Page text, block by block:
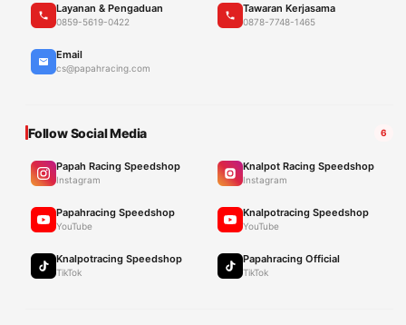
Layanan & Pengaduan
0859-5619-0422
Tawaran Kerjasama
0878-7748-1465
Email
cs@papahracing.com
Follow Social Media 6
Papah Racing Speedshop
Instagram
Knalpot Racing Speedshop
Instagram
Papahracing Speedshop
YouTube
Knalpotracing Speedshop
YouTube
Knalpotracing Speedshop
TikTok
Papahracing Official
TikTok